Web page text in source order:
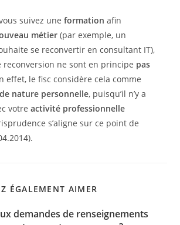
suivez une formation afin
métier (par exemple, un
se reconvertir en consultant IT),
reconversion ne sont en principe pas
effet, le fisc considère cela comme
nature personnelle, puisqu’il n’y a
votre activité professionnelle
s’aligne sur ce point de
ÉGALEMENT AIMER
demandes de renseignements